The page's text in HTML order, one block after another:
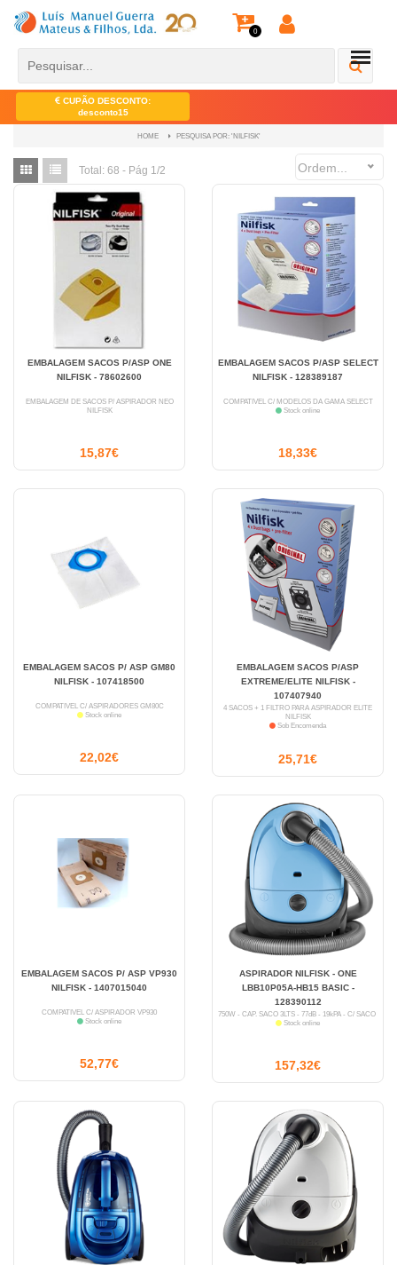
0
CUPÃO DESCONTO:
desconto15
HOME PESQUISA POR: 'NILFISK'
Total: 68 - Pág 1/2 Ordem...
EMBALAGEM SACOS P/ASP ONE
NILFISK - 78602600
EMBALAGEM DE SACOS P/ ASPIRADOR NEO
NILFISK
15,87€
EMBALAGEM SACOS P/ASP SELECT
NILFISK - 128389187
COMPATÍVEL C/ MODELOS DA GAMA SELECT
Stock online
18,33€
EMBALAGEM SACOS P/ ASP GM80
NILFISK - 107418500
COMPATÍVEL C/ ASPIRADORES GM80C
Stock online
22,02€
EMBALAGEM SACOS P/ASP
EXTREME/ELITE NILFISK -
107407940
4 SACOS + 1 FILTRO PARA ASPIRADOR ELITE
NILFISK
Sob Encomenda
25,71€
EMBALAGEM SACOS P/ ASP VP930
NILFISK - 1407015040
COMPATÍVEL C/ ASPIRADOR VP930
Stock online
52,77€
ASPIRADOR NILFISK - ONE
LBB10P05A-HB15 BASIC -
128390112
750W - CAP. SACO 3LTS - 77dB - 19kPA - C/ SACO
Stock online
157,32€